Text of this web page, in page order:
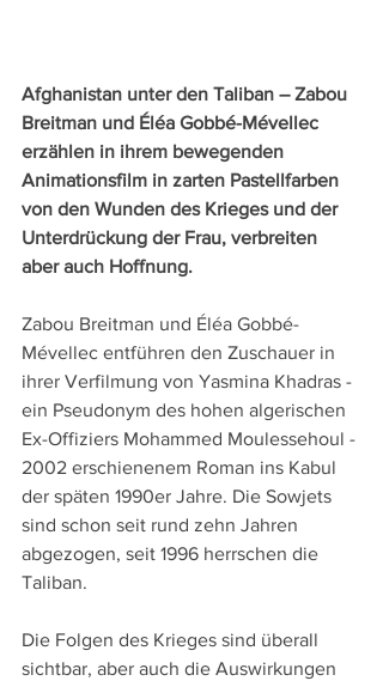
Afghanistan unter den Taliban – Zabou
Breitman und Éléa Gobbé-Mévellec
erzählen in ihrem bewegenden
Animationsfilm in zarten Pastellfarben
von den Wunden des Krieges und der
Unterdrückung der Frau, verbreiten
aber auch Hoffnung.
Zabou Breitman und Éléa Gobbé-
Mévellec entführen den Zuschauer in
ihrer Verfilmung von Yasmina Khadras -
ein Pseudonym des hohen algerischen
Ex-Offiziers Mohammed Moulessehoul -
2002 erschienenem Roman ins Kabul
der späten 1990er Jahre. Die Sowjets
sind schon seit rund zehn Jahren
abgezogen, seit 1996 herrschen die
Taliban.
Die Folgen des Krieges sind überall
sichtbar, aber auch die Auswirkungen